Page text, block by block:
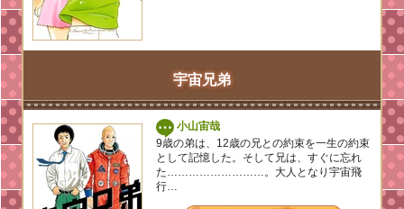
宇宙兄弟
小山宙哉
9歳の弟は、12歳の兄との約束を一生の約束
として記憶した。そして兄は、すぐに忘れ
た………………………。大人となり宇宙飛
行…